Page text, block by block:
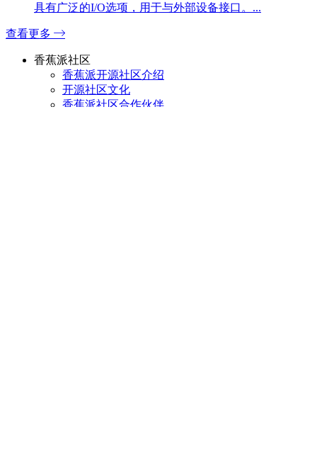
具有广泛的I/O选项，用于与外部设备接口。...
查看更多
香蕉派社区
香蕉派开源社区介绍
开源社区文化
香蕉派社区合作伙伴